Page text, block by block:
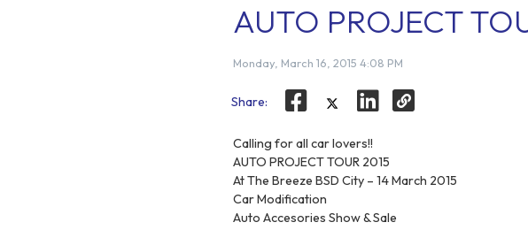
AUTO PROJECT
Monday, March 16, 2015 4:08 PM
Share:
Calling for all car lovers!!
AUTO PROJECT TOUR 2015
At The Breeze BSD City – 14 March 2015
Car Modification
Auto Accesories Show & Sale